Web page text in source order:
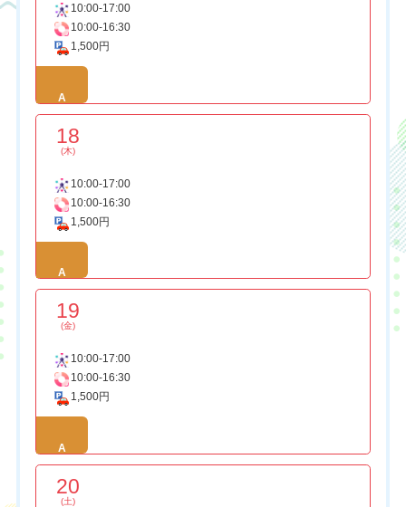
10:00-17:00
10:00-16:30
1,500円
A
18
(木)
10:00-17:00
10:00-16:30
1,500円
A
19
(金)
10:00-17:00
10:00-16:30
1,500円
A
20
(土)